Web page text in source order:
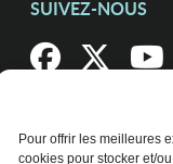
Pour offrir les meilleures
cookies pour stocker et/
SUIVEZ-NOUS